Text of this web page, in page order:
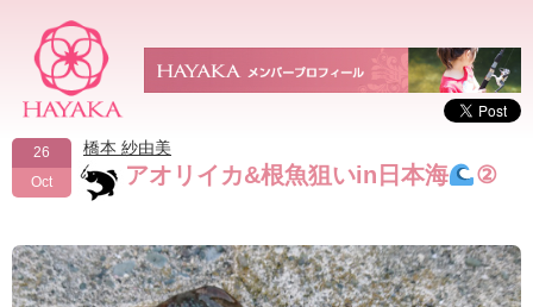
26
Oct
橋本 紗由美
アオリイカ&根魚狙いin日本海 ②